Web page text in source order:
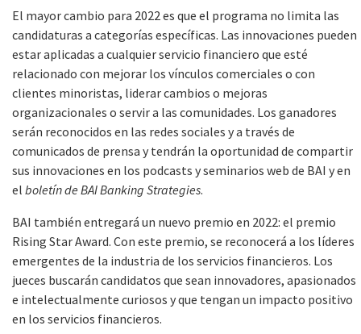
El mayor cambio para 2022 es que el programa no limita las
candidaturas a categorías específicas. Las innovaciones pueden
estar aplicadas a cualquier servicio financiero que esté
relacionado con mejorar los vínculos comerciales o con
clientes minoristas, liderar cambios o mejoras
organizacionales o servir a las comunidades. Los ganadores
serán reconocidos en las redes sociales y a través de
comunicados de prensa y tendrán la oportunidad de compartir
sus innovaciones en los podcasts y seminarios web de BAI y en
el boletín de BAI Banking Strategies.
BAI también entregará un nuevo premio en 2022: el premio
Rising Star Award. Con este premio, se reconocerá a los líderes
emergentes de la industria de los servicios financieros. Los
jueces buscarán candidatos que sean innovadores, apasionados
e intelectualmente curiosos y que tengan un impacto positivo
en los servicios financieros.